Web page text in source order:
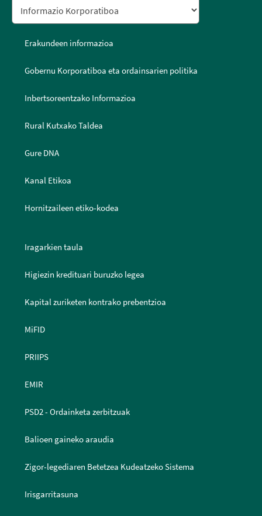
Erakundeen informazioa
Gobernu Korporatiboa eta ordainsarien politika
Inbertsoreentzako Informazioa
Rural Kutxako Taldea
Gure DNA
Kanal Etikoa
Hornitzaileen etiko-kodea
Iragarkien taula
Higiezin kredituari buruzko legea
Kapital zuriketen kontrako prebentzioa
MiFID
PRIIPS
EMIR
PSD2 - Ordainketa zerbitzuak
Balioen gaineko araudia
Zigor-legediaren Betetzea Kudeatzeko Sistema
Irisgarritasuna